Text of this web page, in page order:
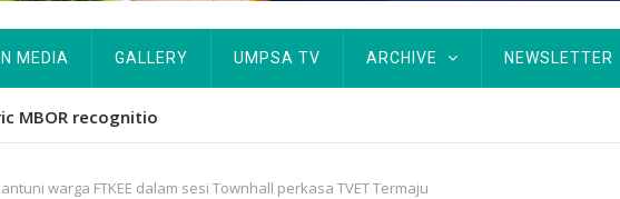
IN MEDIA GALLERY UMPSA TV ARCHIVE NEWSLETTER
MBOR, Pesakit SMA Pertama Tamat Pengajian Berterusan Hingga PhD
warga FTKEE dalam sesi Townhall perkasa TVET Termaju